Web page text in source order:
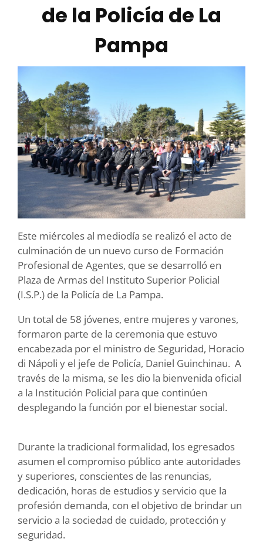
de la Policía de La
Pampa
Este miércoles al mediodía se realizó el acto de
culminación de un nuevo curso de Formación
Profesional de Agentes, que se desarrolló en
Plaza de Armas del Instituto Superior Policial
(I.S.P.) de la Policía de La Pampa.
Un total de 58 jóvenes, entre mujeres y varones,
formaron parte de la ceremonia que estuvo
encabezada por el ministro de Seguridad, Horacio
di Nápoli y el jefe de Policía, Daniel Guinchinau. A
través de la misma, se les dio la bienvenida oficial
a la Institución Policial para que continúen
desplegando la función por el bienestar social.
Durante la tradicional formalidad, los egresados
asumen el compromiso público ante autoridades
y superiores, conscientes de las renuncias,
dedicación, horas de estudios y servicio que la
profesión demanda, con el objetivo de brindar un
servicio a la sociedad de cuidado, protección y
seguridad.